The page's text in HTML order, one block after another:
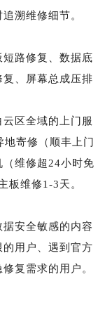
溯维修细节。
路修复、数据底
、屏幕总成压排
区全域的上门服
地寄修（顺丰上门
维修超24小时免
板维修1-3天。
安全敏感的内容
用户、遇到官方
复需求的用户。